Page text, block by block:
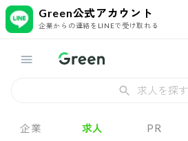
Green公式アカウント
企業からの連絡をLINEで受け取れる
求人を探す
企業 求人 PR